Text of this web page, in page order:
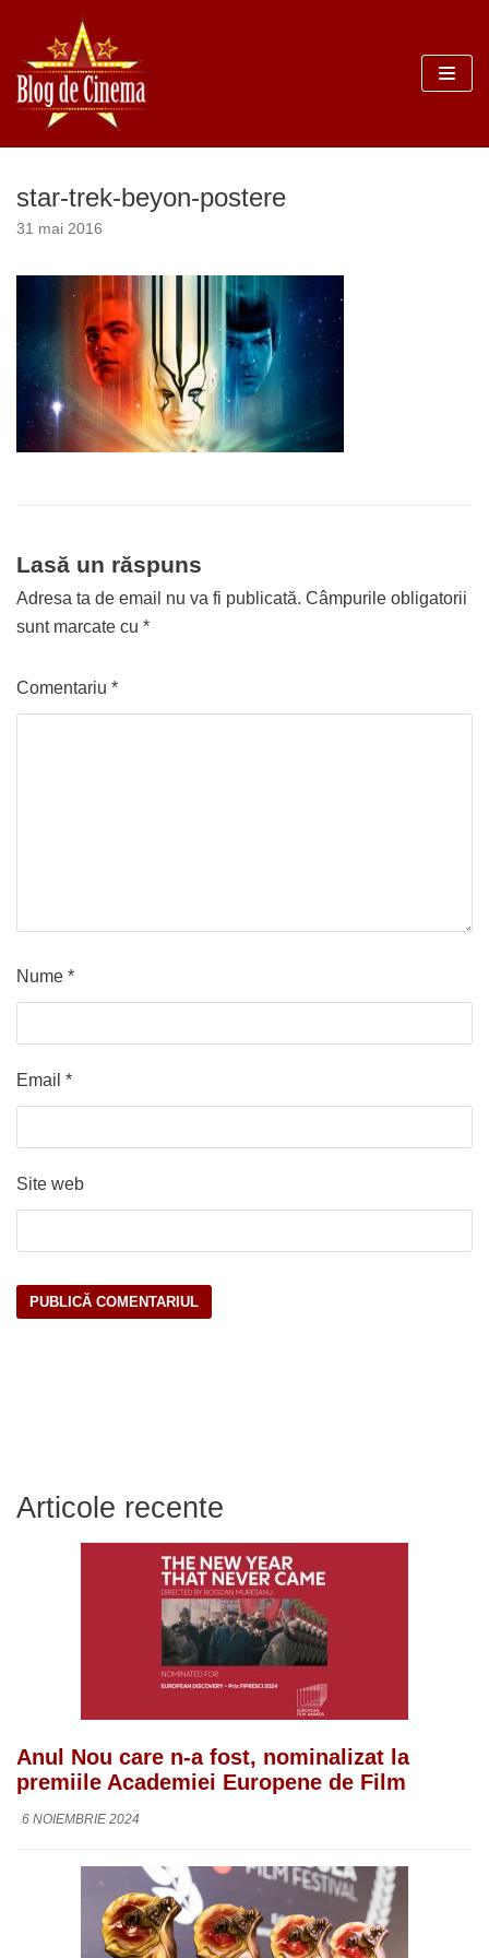
Sari
la
conținut
star-trek-beyon-postere
31 mai 2016
Lasă un răspuns
Adresa ta de email nu va fi publicată. Câmpurile obligatorii
sunt marcate cu *
Comentariu *
Nume *
Email *
Site web
Articole recente
Anul Nou care n-a fost, nominalizat la
premiile Academiei Europene de Film
6 NOIEMBRIE 2024